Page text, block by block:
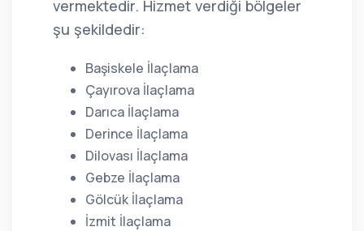
vermektedir. Hizmet verdiği bölgeler
şu şekildedir:
Başiskele İlaçlama
Çayırova İlaçlama
Darıca İlaçlama
Derince İlaçlama
Dilovası İlaçlama
Gebze İlaçlama
Gölcük İlaçlama
İzmit İlaçlama